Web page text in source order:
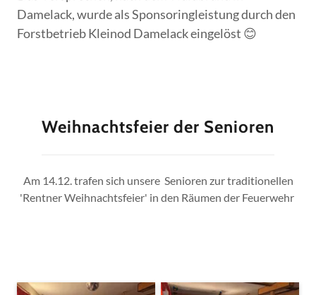
Damelack, wurde als Sponsoringleistung durch den
Forstbetrieb Kleinod Damelack eingelöst 😊
Weihnachtsfeier der Senioren
Am 14.12. trafen sich unsere Senioren zur traditionellen
'Rentner Weihnachtsfeier' in den Räumen der Feuerwehr